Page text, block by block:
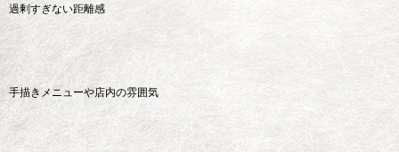
過剰すぎない距離感
手描きメニューや店内の雰囲気